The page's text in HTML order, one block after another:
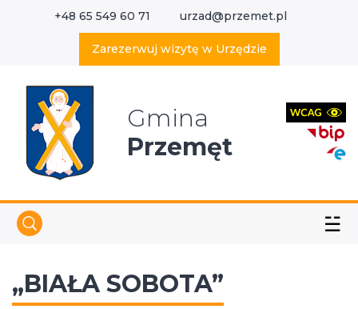
+48 65 549 60 71 urzad@przemet.pl
Zarezerwuj wizytę w Urzędzie
Gmina
Przemęt
☱
„BIAŁA SOBOTA”
Wyszukaj w serwisie